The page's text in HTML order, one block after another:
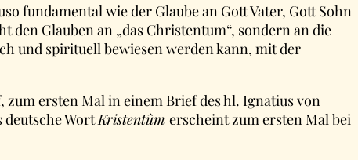
fundamental wie der Glaube an Gott Vater, Gott Sohn
Glauben an „das Christentum“, sondern an die
und spirituell bewiesen werden kann, mit der
ersten Mal in einem Brief des hl. Ignatius von
deutsche WortKristentûm erscheint zum ersten Mal bei